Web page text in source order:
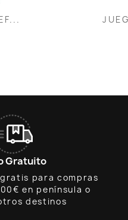
Gratuito
para compras
en península o
destinos